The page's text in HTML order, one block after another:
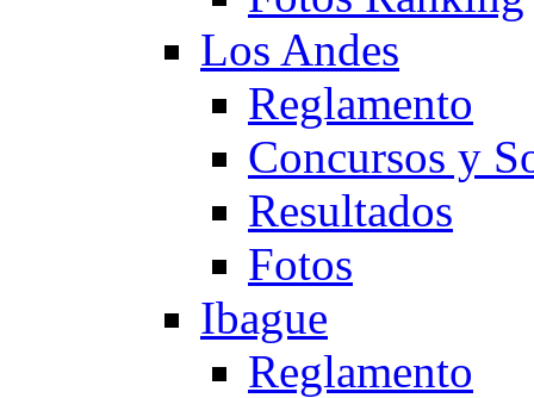
Los Andes
Reglamento
Concursos y
Resultados
Fotos
Ibague
Reglamento